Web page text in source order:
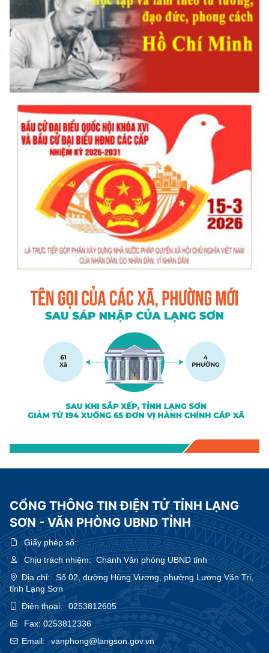
CỔNG THÔNG TIN ĐIỆN TỬ TỈNH LẠNG
SƠN - VĂN PHÒNG UBND TỈNH
Giấy phép số:
Chịu trách nhiệm:Chánh Văn phòng UBND tỉnh
Địa chỉ:
Số 02, đường Hùng Vương, phường Lương Văn Tri,
tỉnh Lạng Sơn
Điện thoại:
0253812605
Fax:0253812336
Email:
vanphong@langson.gov.vn